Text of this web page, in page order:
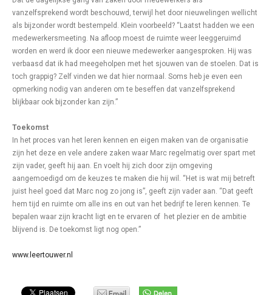
vanzelfsprekend wordt beschouwd, terwijl het door nieuwelingen wellicht
als bijzonder wordt bestempeld. Klein voorbeeld? “Laatst hadden we een
medewerkersmeeting. Na afloop moest de ruimte weer leeggeruimd
worden en werd ik door een nieuwe medewerker aangesproken. Hij was
verbaasd dat ik had meegeholpen met het sjouwen van de stoelen. Dat is
toch grappig? Zelf vinden we dat hier normaal. Soms heb je even een
opmerking nodig van anderen om te beseffen dat vanzelfsprekend
blijkbaar ook bijzonder kan zijn.”
Toekomst
In het proces van het leren kennen en eigen maken van de organisatie
zijn het deze en vele andere zaken waar Marc regelmatig over spart met
zijn vader, geeft hij aan. En voelt hij zich door zijn omgeving
aangemoedigd om de keuzes te maken die hij wil. “Het is wat mij betreft
juist heel goed dat Marc nog zo jong is”, geeft zijn vader aan. “Dat geeft
hem tijd en ruimte om alle ins en out van het bedrijf te leren kennen. Te
bepalen waar zijn kracht ligt en te ervaren of het plezier en de ambitie
blijvend is. De toekomst ligt nog open.”
www.leertouwer.nl